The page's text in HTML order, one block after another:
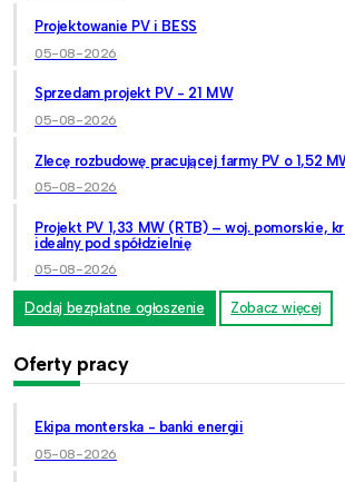
Projektowanie PV i BESS
05-08-2026
Sprzedam projekt PV - 21 MW
05-08-2026
Zlecę rozbudowę pracującej farmy PV o 1,52
05-08-2026
Projekt PV 1,33 MW (RTB) – woj. pomorskie,
idealny pod spółdzielnię
05-08-2026
Dodaj bezpłatne ogłoszenie Zobacz więcej
Oferty pracy
Ekipa monterska - banki energii
05-08-2026